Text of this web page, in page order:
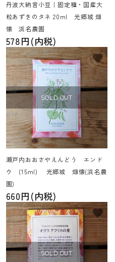
丹波大納言小豆｜固定種・国産大
粒あずきのタネ 20ml 光郷城 畑
懐 浜名農園
578円(内税)
SOLD OUT
瀬戸内おおさやえんどう エンド
ウ (15ml) 光郷城 畑懐(浜名農
園)
660円(内税)
favorite
SOLD OUT
favorite